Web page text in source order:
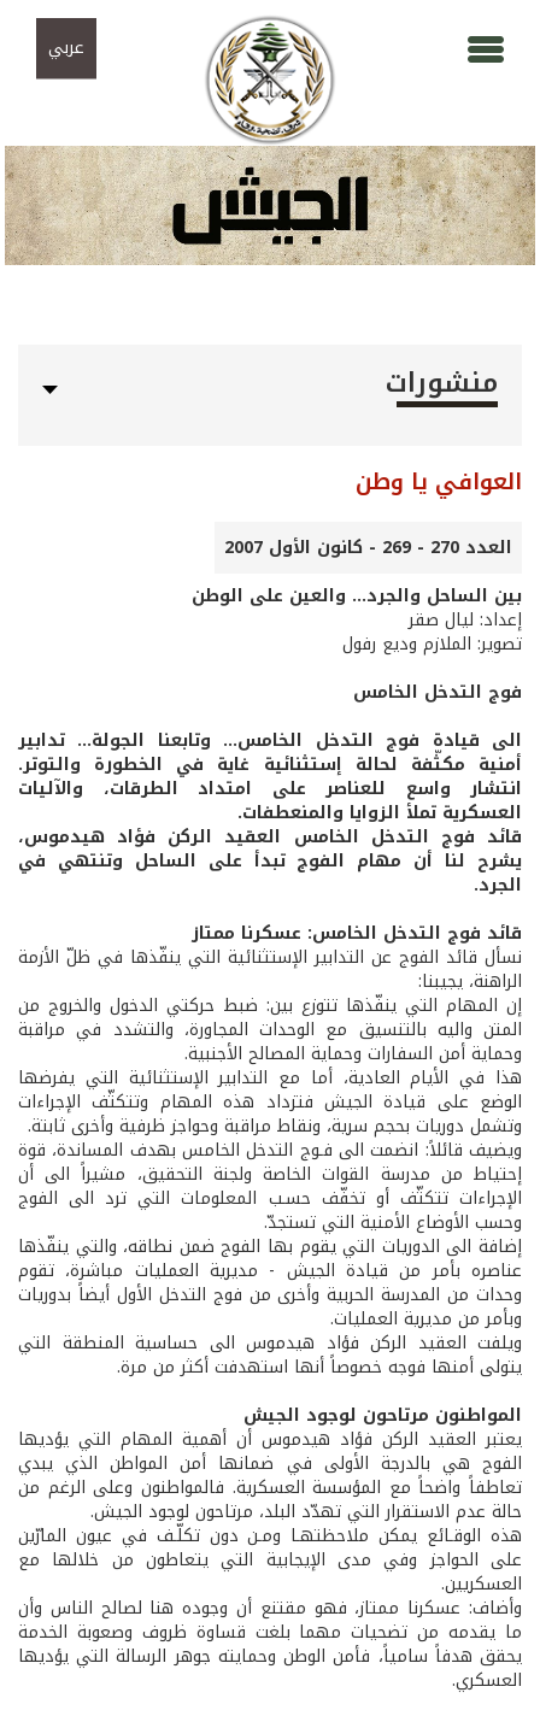
عربي
منشورات
العوافي يا وطن
العدد 270 - 269 - كانون الأول 2007
بين الساحل والجرد... والعين على الوطن
إعداد: ليال صقر
تصوير: الملازم وديع رفول
فوج التدخل الخامس
الى قيادة فوج التدخل الخامس... وتابعنا الجولة... تدابير
أمنية مكثّفة لحالة إستثنائية غاية في الخطورة والتوتر.
انتشار واسع للعناصر على امتداد الطرقات، والآليات
العسكرية تملأ الزوايا والمنعطفات.
قائد فوج التدخل الخامس العقيد الركن فؤاد هيدموس،
يشرح لنا أن مهام الفوج تبدأ على الساحل وتنتهي في
الجرد.
قائد فوج التدخل الخامس: عسكرنا ممتاز
نسأل قائد الفوج عن التدابير الإستثنائية التي ينفّذها في ظلّ الأزمة
الراهنة، يجيبنا:
إن المهام التي ينفّذها تتوزع بين: ضبط حركتي الدخول والخروج من
المتن واليه بالتنسيق مع الوحدات المجاورة، والتشدد في مراقبة
وحماية أمن السفارات وحماية المصالح الأجنبية.
هذا في الأيام العادية، أما مع التدابير الإستثنائية التي يفرضها
الوضع على قيادة الجيش فتزداد هذه المهام وتتكثّف الإجراءات
وتشمل دوريات بحجم سرية، ونقاط مراقبة وحواجز ظرفية وأخرى ثابتة.
ويضيف قائلاً: انضمت الى فـوج التدخل الخامس بهدف المساندة، قوة
إحتياط من مدرسة القوات الخاصة ولجنة التحقيق، مشيراً الى أن
الإجراءات تتكثّف أو تخفّف حسـب المعلومات التي ترد الى الفوج
وحسب الأوضاع الأمنية التي تستجدّ.
إضافة الى الدوريات التي يقوم بها الفوج ضمن نطاقه، والتي ينفّذها
عناصره بأمر من قيادة الجيش - مديرية العمليات مباشرة، تقوم
وحدات من المدرسة الحربية وأخرى من فوج التدخل الأول أيضاً بدوريات
وبأمر من مديرية العمليات.
ويلفت العقيد الركن فؤاد هيدموس الى حساسية المنطقة التي
يتولى أمنها فوجه خصوصاً أنها استهدفت أكثر من مرة.
المواطنون مرتاحون لوجود الجيش
يعتبر العقيد الركن فؤاد هيدموس أن أهمية المهام التي يؤديها
الفوج هي بالدرجة الأولى في ضمانها أمن المواطن الذي يبدي
تعاطفاً واضحاً مع المؤسسة العسكرية. فالمواطنون وعلى الرغم من
حالة عدم الاستقرار التي تهدّد البلد، مرتاحون لوجود الجيش.
هذه الوقـائع يمكن ملاحظتهـا ومـن دون تكلّـف في عيون المارّين
على الحواجز وفي مدى الإيجابية التي يتعاطون من خلالها مع
العسكريين.
وأضاف: عسكرنا ممتاز، فهو مقتنع أن وجوده هنا لصالح الناس وأن
ما يقدمه من تضحيات مهما بلغت قساوة ظروف وصعوبة الخدمة
يحقق هدفاً سامياً، فأمن الوطن وحمايته جوهر الرسالة التي يؤديها
العسكري.